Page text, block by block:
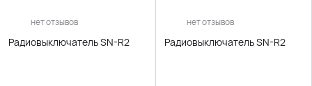
нет отзывов
Радиовыключатель SN-R2
нет отзывов
Радиовыключатель SN-R2